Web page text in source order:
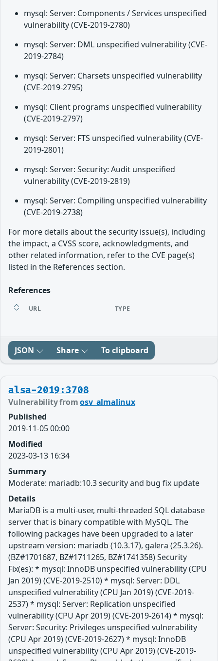
mysql: Server: Components / Services unspecified
vulnerability (CVE-2019-2780)
mysql: Server: DML unspecified vulnerability (CVE-
2019-2784)
mysql: Server: Charsets unspecified vulnerability
(CVE-2019-2795)
mysql: Client programs unspecified vulnerability
(CVE-2019-2797)
mysql: Server: FTS unspecified vulnerability (CVE-
2019-2801)
mysql: Server: Security: Audit unspecified
vulnerability (CVE-2019-2819)
mysql: Server: Compiling unspecified vulnerability
(CVE-2019-2738)
For more details about the security issue(s), including
the impact, a CVSS score, acknowledgments, and
other related information, refer to the CVE page(s)
listed in the References section.
References
URL TYPE
JSON Share To clipboard
alsa-2019:3708
Vulnerability fromosv_almalinux
Published
2019-11-05 00:00
Modified
2023-03-13 16:34
Summary
Moderate: mariadb:10.3 security and bug fix update
Details
MariaDB is a multi-user, multi-threaded SQL database
server that is binary compatible with MySQL. The
following packages have been upgraded to a later
upstream version: mariadb (10.3.17), galera (25.3.26).
(BZ#1701687, BZ#1711265, BZ#1741358) Security
Fix(es): * mysql: InnoDB unspecified vulnerability (CPU
Jan 2019) (CVE-2019-2510) * mysql: Server: DDL
unspecified vulnerability (CPU Jan 2019) (CVE-2019-
2537) * mysql: Server: Replication unspecified
vulnerability (CPU Apr 2019) (CVE-2019-2614) * mysql:
Server: Security: Privileges unspecified vulnerability
(CPU Apr 2019) (CVE-2019-2627) * mysql: InnoDB
unspecified vulnerability (CPU Apr 2019) (CVE-2019-